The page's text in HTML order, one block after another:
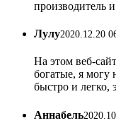
производитель
Лулу2020.12.20
На этом веб-
богатые, я могу
быстро и легко,
Аннабель